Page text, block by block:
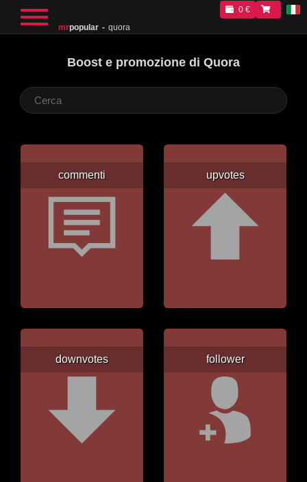
mrpopular quora
0 €
Boost e promozione di Quora
commenti upvotes
downvotes follower